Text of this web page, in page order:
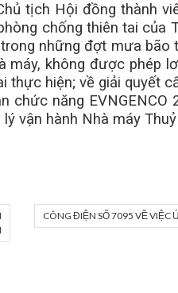
tịch Hội đồng thành
chống thiên tai của
những đợt mưa bão
không được phép
hiện; về giải quyết
chức năng
vận hành Nhà máy
CÔNG ĐIỆN SỐ 7095 VỀ VIỆC